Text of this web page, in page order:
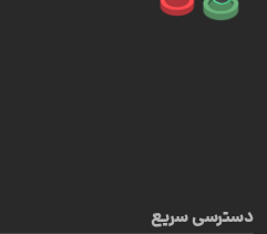
دسترسی سریع